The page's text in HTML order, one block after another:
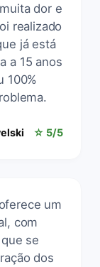
dor e
realizado
já está
a 15 anos
100%
☆ 5/5
um
com
se
dos